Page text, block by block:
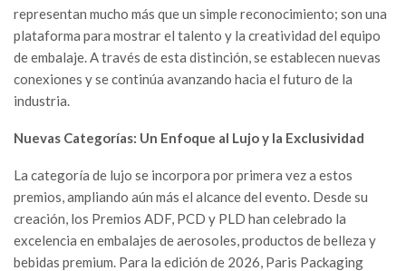
representan mucho más que un simple reconocimiento; son una
plataforma para mostrar el talento y la creatividad del equipo
de embalaje. A través de esta distinción, se establecen nuevas
conexiones y se continúa avanzando hacia el futuro de la
industria.
Nuevas Categorías: Un Enfoque al Lujo y la Exclusividad
La categoría de lujo se incorpora por primera vez a estos
premios, ampliando aún más el alcance del evento. Desde su
creación, los Premios ADF, PCD y PLD han celebrado la
excelencia en embalajes de aerosoles, productos de belleza y
bebidas premium. Para la edición de 2026, Paris Packaging